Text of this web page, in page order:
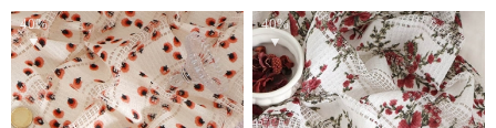
40%
▼
40%
▼